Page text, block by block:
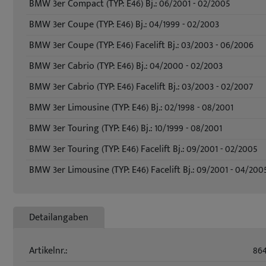
BMW 3er Compact (TYP: E46) Bj.: 06/2001 - 02/2005
BMW 3er Coupe (TYP: E46) Bj.: 04/1999 - 02/2003
BMW 3er Coupe (TYP: E46) Facelift Bj.: 03/2003 - 06/2006
BMW 3er Cabrio (TYP: E46) Bj.: 04/2000 - 02/2003
BMW 3er Cabrio (TYP: E46) Facelift Bj.: 03/2003 - 02/2007
BMW 3er Limousine (TYP: E46) Bj.: 02/1998 - 08/2001
BMW 3er Touring (TYP: E46) Bj.: 10/1999 - 08/2001
BMW 3er Touring (TYP: E46) Facelift Bj.: 09/2001 - 02/2005
BMW 3er Limousine (TYP: E46) Facelift Bj.: 09/2001 - 04/
Detailangaben
Artikelnr.: